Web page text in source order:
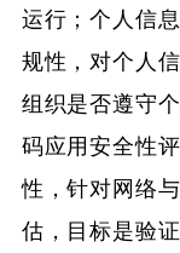
运行；个人信
规性，对个人
组织是否遵守
码应用安全性
性，针对网络
估，目标是验